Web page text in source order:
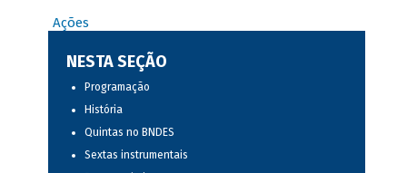
Ações
NESTA SEÇÃO
Programação
História
Quintas no BNDES
Sextas instrumentais